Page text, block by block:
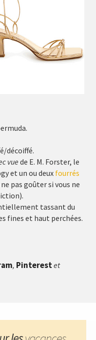
décoiffé.
vue de E. M. Forster, le
et un ou deux fourrés
pas goûter si vous ne
tassant du
fines et haut perchées.
, Pinterestet